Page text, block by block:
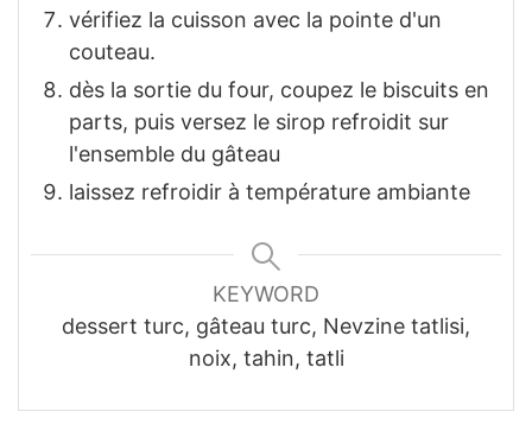
vérifiez la cuisson avec la pointe d'un
couteau.
dès la sortie du four, coupez le biscuits en
parts, puis versez le sirop refroidit sur
l'ensemble du gâteau
laissez refroidir à température ambiante
KEYWORD
dessert turc, gâteau turc, Nevzine tatlisi,
noix, tahin, tatli